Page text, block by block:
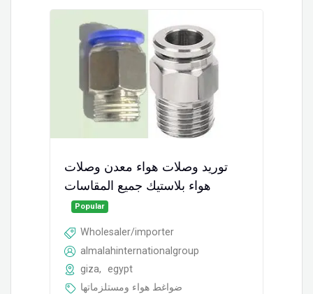
توريد وصلات هواء معدن وصلات
هواء بلاستيك جميع المقاسات
Popular
Wholesaler/importer
almalahinternationalgroup
giza,
egypt
ضواغط هواء ومستلزماتها